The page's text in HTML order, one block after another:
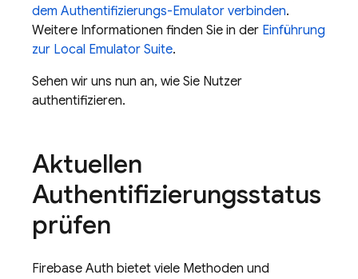
dem Authentifizierungs-Emulator verbinden.
Weitere Informationen finden Sie in der Einführung
zur Local Emulator Suite.
Sehen wir uns nun an, wie Sie Nutzer
authentifizieren.
Aktuellen
Authentifizierungsstatus
prüfen
Firebase Auth bietet viele Methoden und